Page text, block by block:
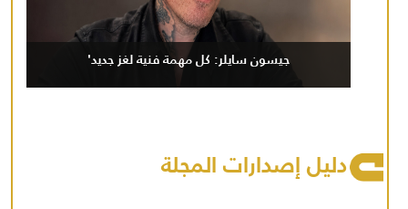
جيسون سايلر: كل مهمة فنية لغز جديد'
دليل إصدارات المجلة